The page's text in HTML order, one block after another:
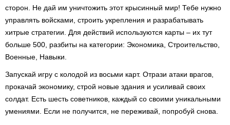
сторон. Не дай им уничтожить этот крысинный мир! Тебе нужно
управлять войсками, строить укрепления и разрабатывать
хитрые стратегии. Для действий используются карты – их тут
больше 500, разбиты на категории: Экономика, Строительство,
Военные, Навыки.
Запускай игру с колодой из восьми карт. Отрази атаки врагов,
прокачай экономику, строй новые здания и усиливай своих
солдат. Есть шесть советников, каждый со своими уникальными
умениями. Если не получится, не переживай, попробуй снова.